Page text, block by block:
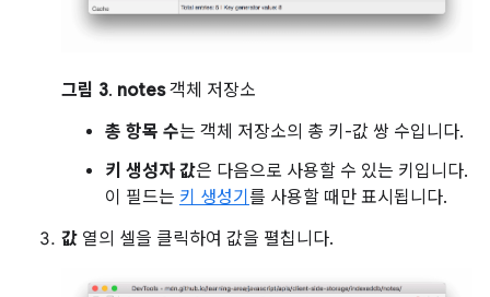
그림 3. notes객체 저장소
총 항목 수는 객체 저장소의 총 키-값 쌍 수입니다.
키 생성자 값은 다음으로 사용할 수 있는 키입니다.
이 필드는 키 생성기 를 사용할 때만 표시됩니다.
값 열의 셀을 클릭하여 값을 펼칩니다.